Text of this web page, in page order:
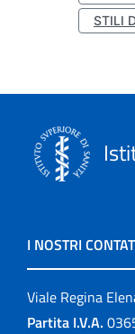
STILI
I NOSTRI
Viale Regina
Partita I.V.A.